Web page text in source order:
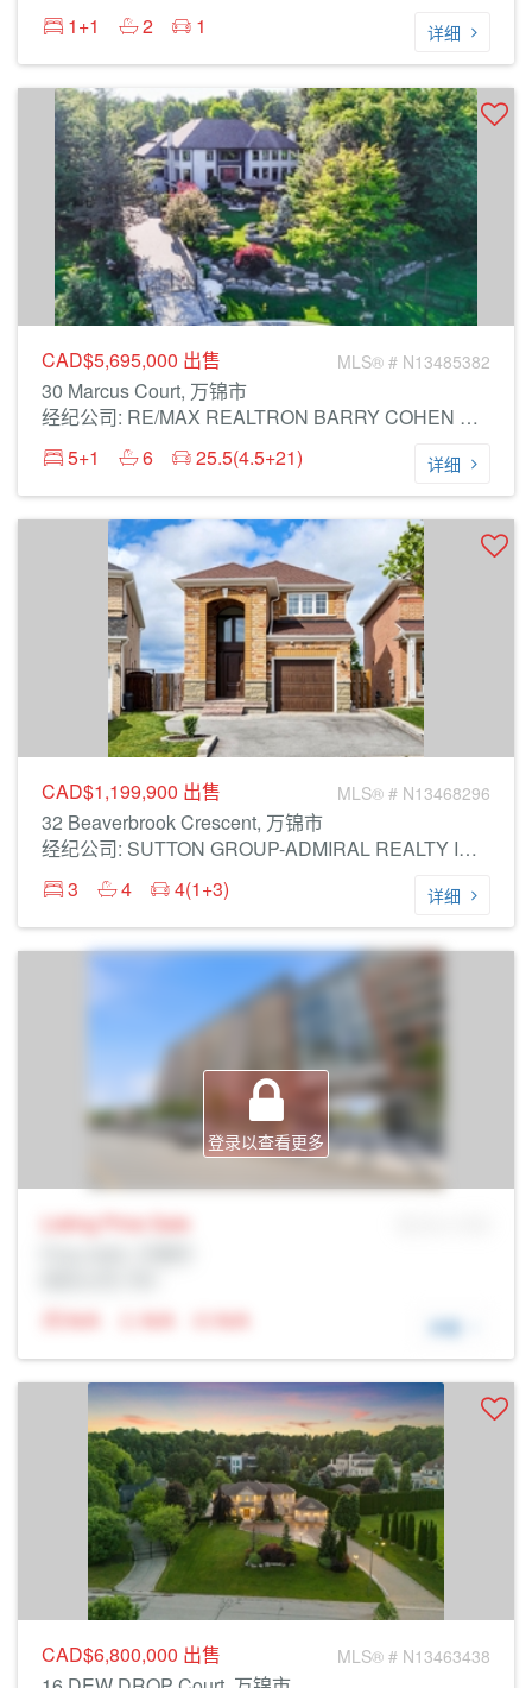
1+1
2 1 详细
CAD$5,695,000 出售 MLS® # N13485382
30 Marcus Court, 万锦市
经纪公司: RE/MAX REALTRON BARRY COHEN HOMES INC.
5+1
6 25.5(4.5+21) 详细
CAD$1,199,900 出售 MLS® # N13468296
32 Beaverbrook Crescent, 万锦市
经纪公司: SUTTON GROUP-ADMIRAL REALTY INC.
3
4 4(1+3) 详细
登录以查看更多
Listing Price Sale
N/A
N/A N/A 详细
CAD$6,800,000 出售 MLS® # N13463438